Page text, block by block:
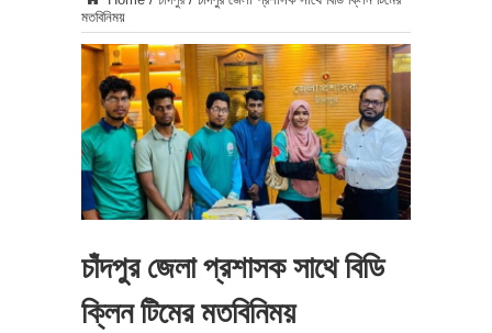
মতবিনিময়
চাঁদপুর জেলা প্রশাসক সাথে বিডি
ক্লিন টিমের মতবিনিময়